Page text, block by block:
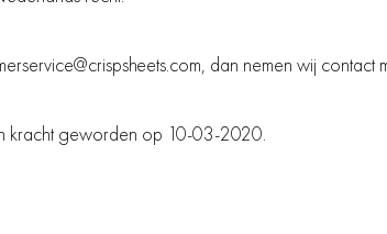
dan nemen wij contact
kracht geworden op 10-03-2020.